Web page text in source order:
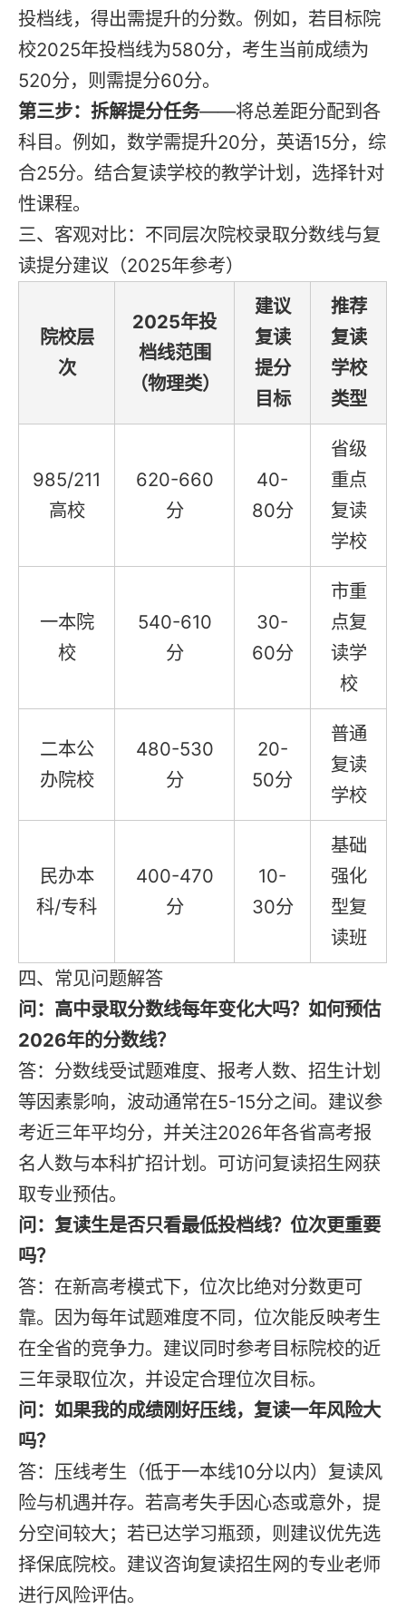
投档线，得出需提升的分数。例如，若目标院
校2025年投档线为580分，考生当前成绩为
520分，则需提分60分。
第三步：拆解提分任务——将总差距分配到各
科目。例如，数学需提升20分，英语15分，综
合25分。结合复读学校的教学计划，选择针对
性课程。
三、客观对比：不同层次院校录取分数线与复
读提分建议（2025年参考）
院校层
次
2025年投
档线范围
（物理类）
建议
复读
提分
目标
推荐
复读
学校
类型
985/211
高校
620-660
分
40-
80分
省级
重点
复读
学校
一本院
校
540-610
分
30-
60分
市重
点复
读学
校
二本公
办院校
480-530
分
20-
50分
普通
复读
学校
民办本
科/专科
400-470
分
10-
30分
基础
强化
型复
读班
四、常见问题解答
问：高中录取分数线每年变化大吗？如何预估
2026年的分数线？
答：分数线受试题难度、报考人数、招生计划
等因素影响，波动通常在5-15分之间。建议参
考近三年平均分，并关注2026年各省高考报
名人数与本科扩招计划。可访问复读招生网获
取专业预估。
问：复读生是否只看最低投档线？位次更重要
吗？
答：在新高考模式下，位次比绝对分数更可
靠。因为每年试题难度不同，位次能反映考生
在全省的竞争力。建议同时参考目标院校的近
三年录取位次，并设定合理位次目标。
问：如果我的成绩刚好压线，复读一年风险大
吗？
答：压线考生（低于一本线10分以内）复读风
险与机遇并存。若高考失手因心态或意外，提
分空间较大；若已达学习瓶颈，则建议优先选
择保底院校。建议咨询复读招生网的专业老师
进行风险评估。